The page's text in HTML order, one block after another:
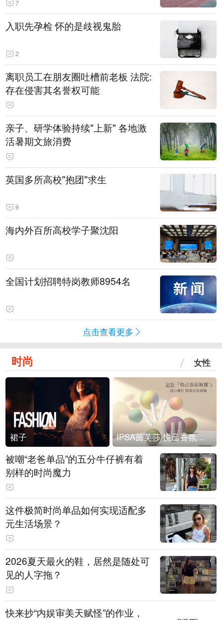
7
入职先孕检 怀的是歧视鬼胎
2
离职员工在朋友圈吐槽前老板 法院:
存在侵害其名誉权可能
亲子、研学体验持续"上新" 各地激
活暑期文旅消费
英国多所高校"抱团"求生
9
海内外百所高校学子聚沈阳
全国计划招聘特岗教师8954名
点击查看更多
时尚 女性
裙子 IPSA茵芙莎 悦己香氛凝露上市
被嘲“老爸单品”的五分牛仔裤有着
别样的时尚魔力
这件极简时尚单品如何实现适配多
元生活场景？
2026夏天最火的鞋，居然是随处可
见的人字拖？
快来抄“内娱审美天赋怪”的作业，